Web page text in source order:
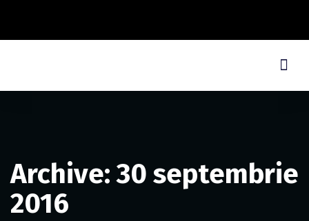
Archive: 30 septembrie
2016